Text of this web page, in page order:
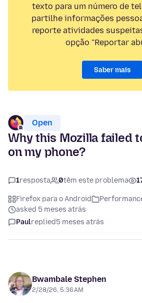
texto para um número de
partilhe informações
reporte atividades
opção "Reportar
Saber mais
Open
Why this Mozilla failed
on my phone?
1resposta 0têm este problema
Firefox para o Android
asked 5 meses atrás
Paulreplied5 meses atrás
Bwambale Stephen
2/28/26, 5:36 AM